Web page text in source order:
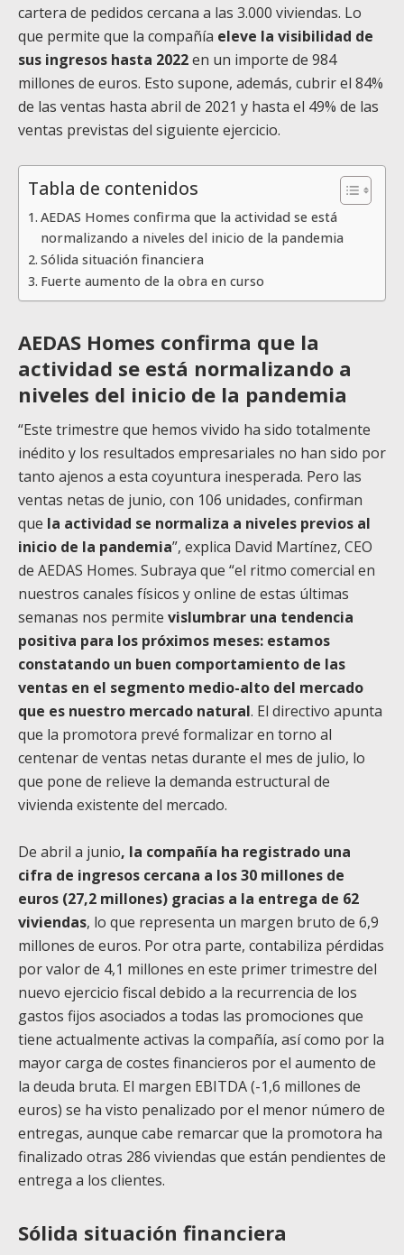
cartera de pedidos cercana a las 3.000 viviendas. Lo
que permite que la compañía eleve la visibilidad de
sus ingresos hasta 2022en un importe de 984
millones de euros. Esto supone, además, cubrir el 84%
de las ventas hasta abril de 2021 y hasta el 49% de las
ventas previstas del siguiente ejercicio.
Tabla de contenidos
AEDAS Homes confirma que la actividad se está
normalizando a niveles del inicio de la pandemia
Sólida situación financiera
Fuerte aumento de la obra en curso
AEDAS Homes confirma que la
actividad se está normalizando a
niveles del inicio de la pandemia
“Este trimestre que hemos vivido ha sido totalmente
inédito y los resultados empresariales no han sido por
tanto ajenos a esta coyuntura inesperada. Pero las
ventas netas de junio, con 106 unidades, confirman
que la actividad se normaliza a niveles previos al
inicio de la pandemia”, explica David Martínez, CEO
de AEDAS Homes. Subraya que “el ritmo comercial en
nuestros canales físicos y online de estas últimas
semanas nos permite vislumbrar una tendencia
positiva para los próximos meses: estamos
constatando un buen comportamiento de las
ventas en el segmento medio-alto del mercado
que es nuestro mercado natural. El directivo apunta
que la promotora prevé formalizar en torno al
centenar de ventas netas durante el mes de julio, lo
que pone de relieve la demanda estructural de
vivienda existente del mercado.
De abril a junio, la compañía ha registrado una
cifra de ingresos cercana a los 30 millones de
euros (27,2 millones) gracias a la entrega de 62
viviendas, lo que representa un margen bruto de 6,9
millones de euros. Por otra parte, contabiliza pérdidas
por valor de 4,1 millones en este primer trimestre del
nuevo ejercicio fiscal debido a la recurrencia de los
gastos fijos asociados a todas las promociones que
tiene actualmente activas la compañía, así como por la
mayor carga de costes financieros por el aumento de
la deuda bruta. El margen EBITDA (-1,6 millones de
euros) se ha visto penalizado por el menor número de
entregas, aunque cabe remarcar que la promotora ha
finalizado otras 286 viviendas que están pendientes de
entrega a los clientes.
Sólida situación financiera